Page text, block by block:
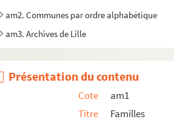
am2. Communes par ordre alphabétique
am3. Archives de Lille
Présentation du contenu
Cote
am1
Titre
Familles